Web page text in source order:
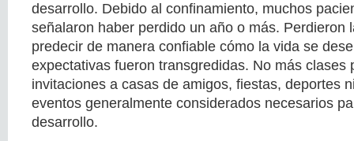
desarrollo. Debido al confinamiento, muchos
señalaron haber perdido un año o más. Perdieron
predecir de manera confiable cómo la vida se
expectativas fueron transgredidas. No más clases
invitaciones a casas de amigos, fiestas, deportes
eventos generalmente considerados necesarios
desarrollo.